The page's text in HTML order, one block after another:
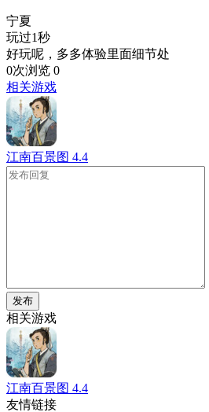
宁夏
玩过1秒
好玩呢，多多体验里面细节处
0次浏览 0
相关游戏
江南百景图 4.4
发布
相关游戏
江南百景图 4.4
友情链接